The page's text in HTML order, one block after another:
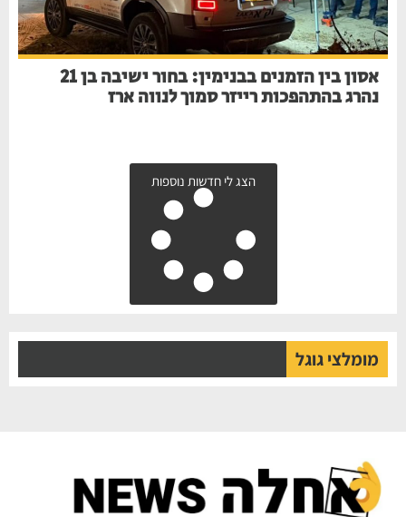
אסון בין הזמנים בבנימין: בחור ישיבה בן 21
נהרג בהתהפכות רייזר סמוך לנווה ארז
הצג לי חדשות נוספות
מומלצי גוגל